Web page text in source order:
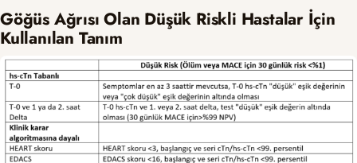
Göğüs Ağrısı Olan Düşük Riskli Hastalar İçin
Kullanılan Tanım